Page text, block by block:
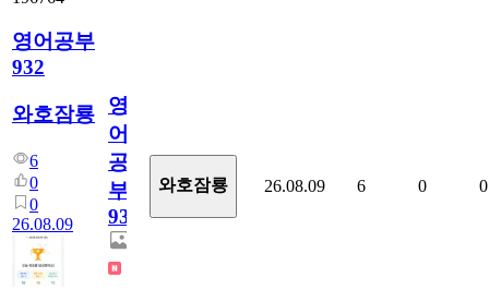
영어공부
932
와호잠룡
6
0
0
26.08.09
영
어
공
부
932
와호잠룡 26.08.09 6 0 0